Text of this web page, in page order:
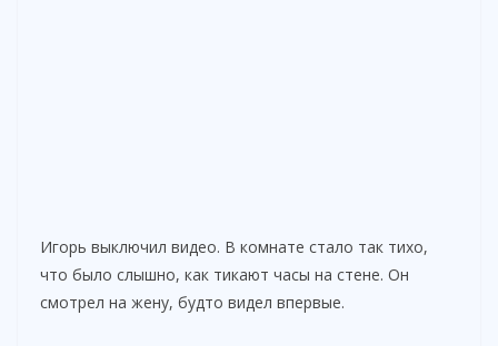
Игорь выключил видео. В комнате стало так тихо,
что было слышно, как тикают часы на стене. Он
смотрел на жену, будто видел впервые.